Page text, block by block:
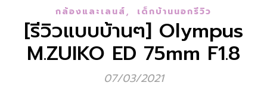
กล้องและเลนส์, เด็กบ้านนอกรีวิว
[รีวิวแบบบ้านๆ] Olympus
M.ZUIKO ED 75mm F1.8
07/03/2021